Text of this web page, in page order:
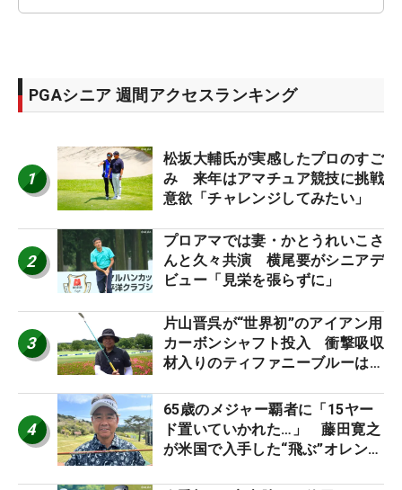
PGAシニア 週間アクセスランキング
1
松坂大輔氏が実感したプロのすご
み 来年はアマチュア競技に挑戦
意欲「チャレンジしてみたい」
2
プロアマでは妻・かとうれいこさ
んと久々共演 横尾要がシニアデ
ビュー「見栄を張らずに」
3
片山晋呉が“世界初”のアイアン用
カーボンシャフト投入 衝撃吸収
材入りのティファニーブルーは
4
65歳のメジャー覇者に「15ヤー
ド置いていかれた…」 藤田寛之
が米国で入手した“飛ぶ”オレンジ